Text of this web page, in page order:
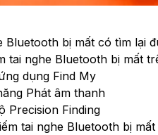
Bluetooth bị mất có tìm lại
tai nghe Bluetooth bị mất
dụng Find My
Phát âm thanh
Precision Finding
tai nghe Bluetooth bị